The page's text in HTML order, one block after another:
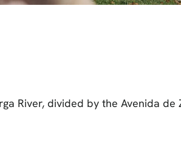
River, divided by the Avenida de